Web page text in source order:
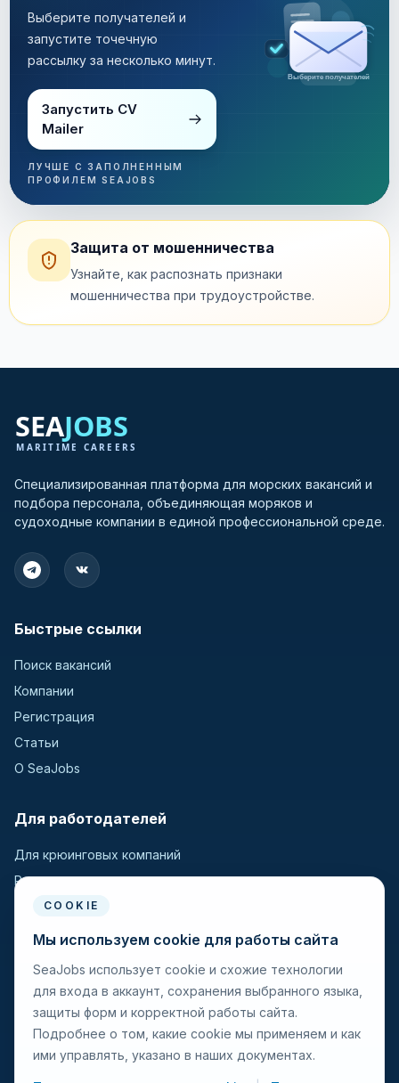
Выберите получателей и
запустите точечную
рассылку за несколько минут.
Запустить CV
Mailer
ЛУЧШЕ С ЗАПОЛНЕННЫМ
ПРОФИЛЕМ SEAJOBS
Рассылка за несколько минут
Защита от мошенничества
Узнайте, как распознать признаки
мошенничества при трудоустройстве.
Специализированная платформа для морских вакансий и
подбора персонала, объединяющая моряков и
судоходные компании в единой профессиональной среде.
Быстрые ссылки
Поиск вакансий
Компании
Регистрация
Статьи
О SeaJobs
Для работодателей
Для крюинговых компаний
Разместить вакансию
Поиск кандидатов
Для моряков
Поиск вакансий
Просмотр компаний
COOKIE
Мы используем cookie для работы сайта
SeaJobs использует cookie и схожие технологии
для входа в аккаунт, сохранения выбранного языка,
защиты форм и корректной работы сайта.
Подробнее о том, какие cookie мы применяем и как
ими управлять, указано в наших документах.